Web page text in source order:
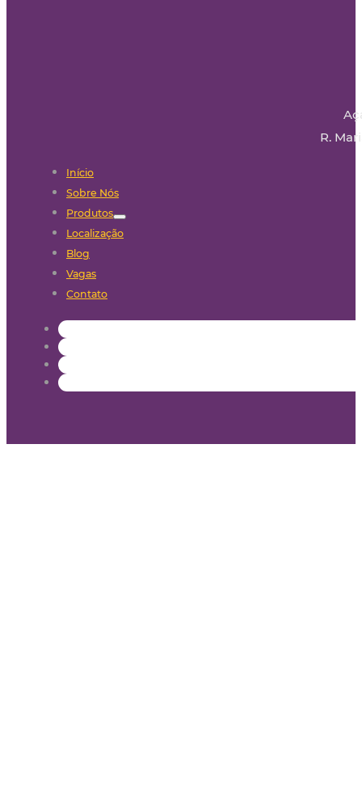
R.
Início
Sobre Nós
Produtos
Localização
Blog
Vagas
Contato